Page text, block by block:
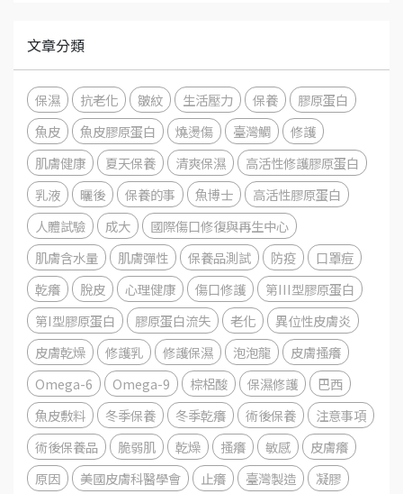
文章分類
保濕 抗老化 皺紋 生活壓力 保養
膠原蛋白
魚皮
魚皮膠原蛋白 燒燙傷 臺灣鯛
修護
肌膚健康
夏天保養 清爽保濕
高活性修護膠原蛋白
乳液
曬後 保養的事 魚博士
高活性膠原蛋白
人體試驗
成大
國際傷口修復與再生中心
肌膚含水量
肌膚彈性 保養品測試 防疫
口罩痘
乾癢
脫皮 心理健康 傷口修護
第III型膠原蛋白
第I型膠原蛋白
膠原蛋白流失 老化
異位性皮膚炎
皮膚乾燥
修護乳 修護保濕 泡泡龍
皮膚搔癢
Omega-6
Omega-9 棕梠酸 保濕修護
巴西
魚皮敷料
冬季保養 冬季乾癢 術後保養
注意事項
術後保養品
脆弱肌 乾燥 搔癢 敏感
皮膚癢
原因
美國皮膚科醫學會 止癢 臺灣製造
凝膠